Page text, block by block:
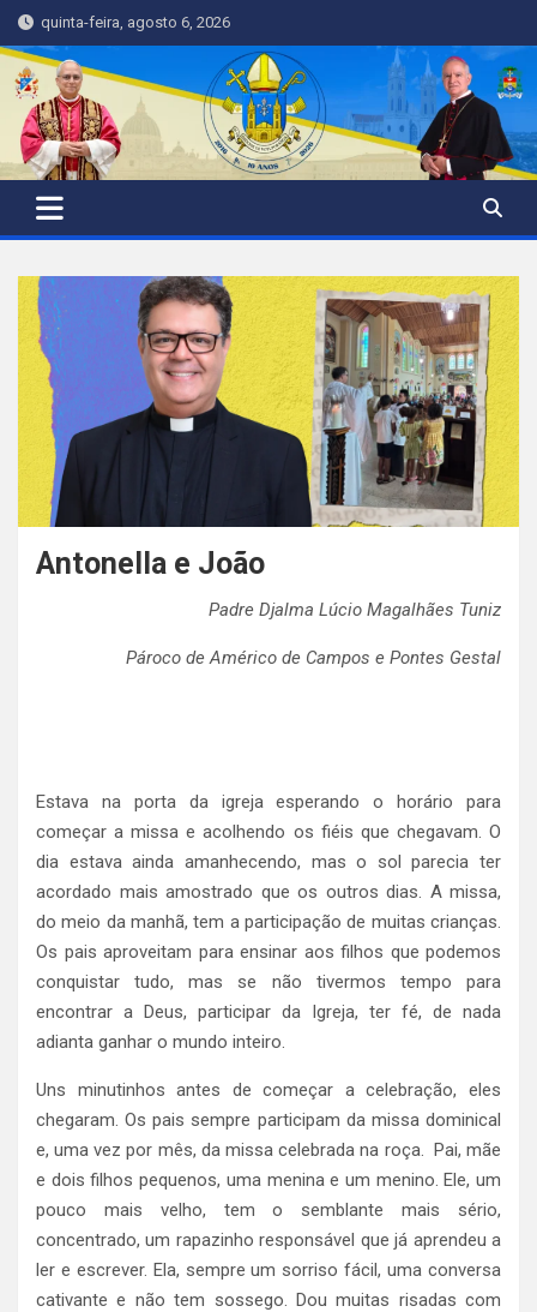
Skip
to
content
quinta-feira, agosto 6, 2026
Antonella e João
Padre Djalma Lúcio Magalhães Tuniz
Pároco de Américo de Campos e Pontes Gestal
Estava na porta da igreja esperando o horário para
começar a missa e acolhendo os fiéis que chegavam. O
dia estava ainda amanhecendo, mas o sol parecia ter
acordado mais amostrado que os outros dias. A missa,
do meio da manhã, tem a participação de muitas crianças.
Os pais aproveitam para ensinar aos filhos que podemos
conquistar tudo, mas se não tivermos tempo para
encontrar a Deus, participar da Igreja, ter fé, de nada
adianta ganhar o mundo inteiro.
Uns minutinhos antes de começar a celebração, eles
chegaram. Os pais sempre participam da missa dominical
e, uma vez por mês, da missa celebrada na roça. Pai, mãe
e dois filhos pequenos, uma menina e um menino. Ele, um
pouco mais velho, tem o semblante mais sério,
concentrado, um rapazinho responsável que já aprendeu a
ler e escrever. Ela, sempre um sorriso fácil, uma conversa
cativante e não tem sossego. Dou muitas risadas com